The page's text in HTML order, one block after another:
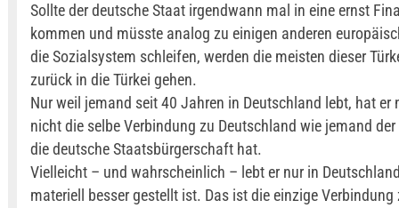
Sollte der deutsche Staat irgendwann mal in eine ernst
kommen und müsste analog zu einigen anderen
die Sozialsystem schleifen, werden die meisten dieser
zurück in die Türkei gehen.
Nur weil jemand seit 40 Jahren in Deutschland lebt, hat er
nicht die selbe Verbindung zu Deutschland wie jemand
die deutsche Staatsbürgerschaft hat.
Vielleicht – und wahrscheinlich – lebt er nur in
materiell besser gestellt ist. Das ist die einzige Verbindung